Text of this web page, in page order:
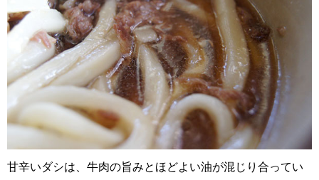
甘辛いダシは、牛肉の旨みとほどよい油が混じり合ってい